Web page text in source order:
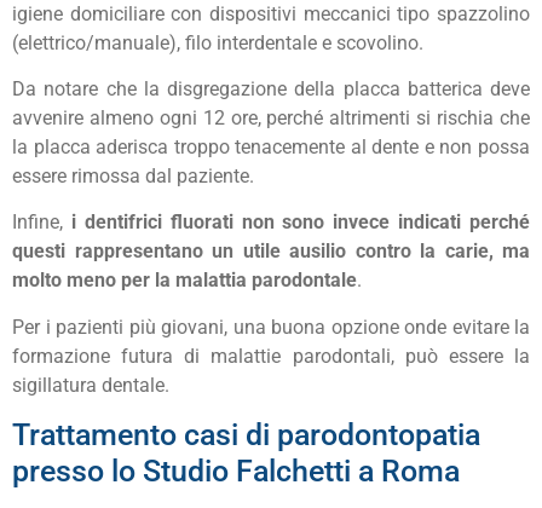
igiene domiciliare con dispositivi meccanici tipo spazzolino
(elettrico/manuale), filo interdentale e scovolino.
Da notare che la disgregazione della placca batterica deve
avvenire almeno ogni 12 ore, perché altrimenti si rischia che
la placca aderisca troppo tenacemente al dente e non possa
essere rimossa dal paziente.
Infine, i dentifrici fluorati non sono invece indicati perché
questi rappresentano un utile ausilio contro la carie, ma
molto meno per la malattia parodontale.
Per i pazienti più giovani, una buona opzione onde evitare la
formazione futura di malattie parodontali, può essere la
sigillatura dentale.
Trattamento casi di parodontopatia
presso lo Studio Falchetti a Roma